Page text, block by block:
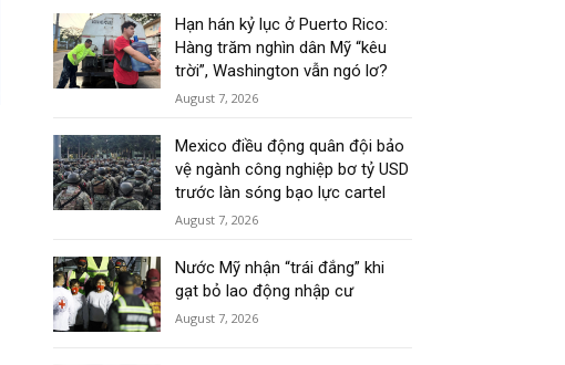
Hạn hán kỷ lục ở Puerto Rico:
Hàng trăm nghìn dân Mỹ “kêu
trời”, Washington vẫn ngó lơ?
August 7, 2026
Mexico điều động quân đội bảo
vệ ngành công nghiệp bơ tỷ USD
trước làn sóng bạo lực cartel
August 7, 2026
Nước Mỹ nhận “trái đắng” khi
gạt bỏ lao động nhập cư
August 7, 2026